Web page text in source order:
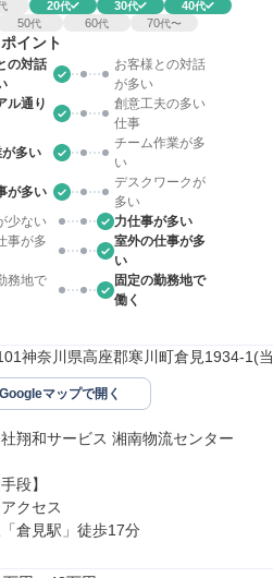
20代 30代 40代
50代 60代 70代〜
イント
の対話
お客様との対話
が多い
ル通り
創意工夫の多い
仕事
多い
チーム作業が多
い
が多い
デスクワークが
多い
少ない
力仕事が多い
事が多
室外の仕事が多
い
務地で
固定の勤務地で
働く
神奈川県高座郡寒川町倉見1934-1(
Googleマップで開く
翔和サービス 湘南物流センター
段】
クセス
倉見駅」徒歩17分